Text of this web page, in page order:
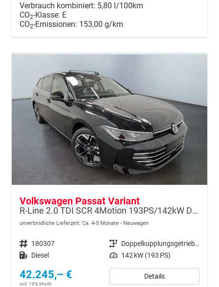
Verbrauch kombiniert: 5,80 l/100km
CO2-Klasse: E
CO2-Emissionen: 153,00 g/km
Volkswagen Passat Variant
R-Line 2.0 TDI SCR 4Motion 193PS/142kW DSG7 2026
unverbindliche Lieferzeit: Ca. 4-5 Monate Neuwagen
Fahrzeugnr. 180307 Getriebe
Doppelkupplungsgetriebe (DSG)
Kraftstoff Diesel Leistung 142 kW (193 PS)
42.245,– €
incl. 19% MwSt.
Details